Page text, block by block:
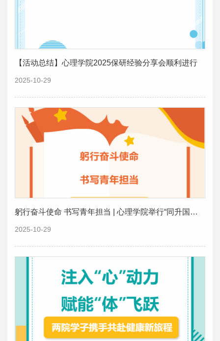
【活动总结】心理学院2025保研经验分享会顺利进行
2025-10-29
躬行奋斗使命 书写青年担当 | 心理学院举行“同升国旗，共唱国歌”爱国主义教育活动
2025-10-29